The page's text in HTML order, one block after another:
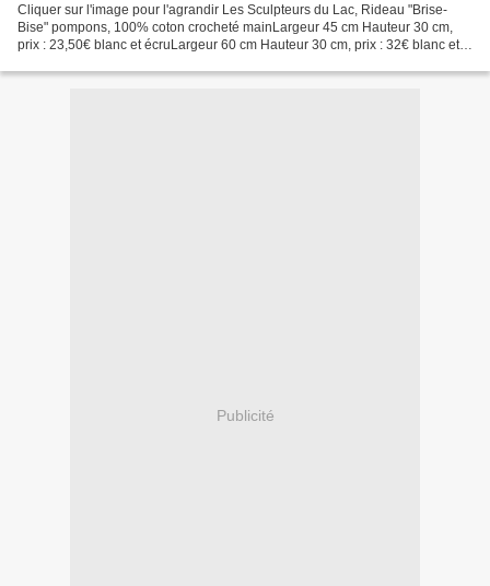
Cliquer sur l'image pour l'agrandir Les Sculpteurs du Lac, Rideau "Brise-
Bise" pompons, 100% coton crocheté mainLargeur 45 cm Hauteur 30 cm,
prix : 23,50€ blanc et écruLargeur 60 cm Hauteur 30 cm, prix : 32€ blanc et
Publicité